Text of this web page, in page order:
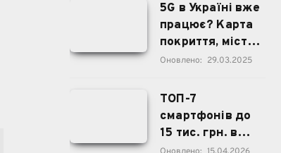
5G в Україні вже
працює? Карта
покриття, міста,
дата запуску
Оновлено: 29.03.2025
ТОП-7
смартфонів до
15 тис. грн. в